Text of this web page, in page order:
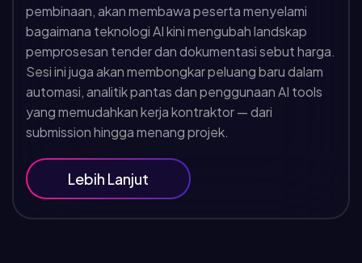
pembinaan, akan membawa peserta menyelami
bagaimana teknologi AI kini mengubah landskap
pemprosesan tender dan dokumentasi sebut harga.
Sesi ini juga akan membongkar peluang baru dalam
automasi, analitik pantas dan penggunaan AI tools
yang memudahkan kerja kontraktor — dari
submission hingga menang projek.
Lebih Lanjut